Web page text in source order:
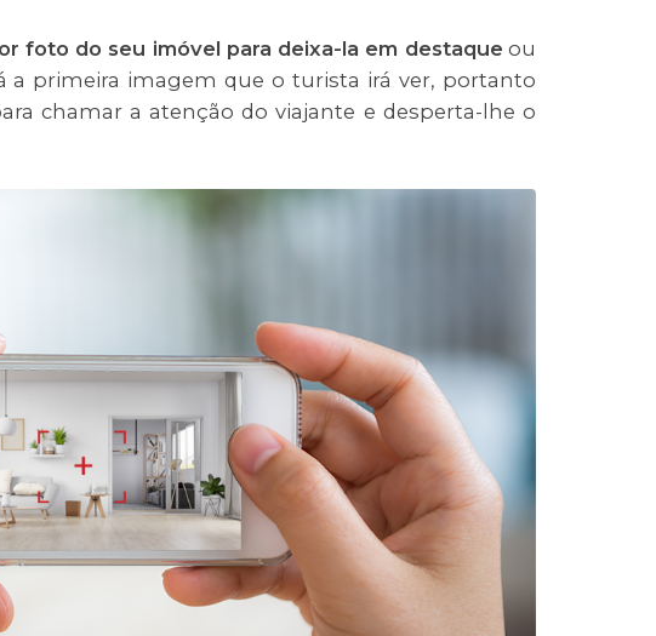
foto do seu imóvel para deixa-la em destaque ou
a primeira imagem que o turista irá ver, portanto
chamar a atenção do viajante e desperta-lhe o